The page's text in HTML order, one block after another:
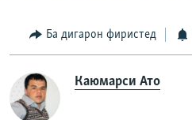
Ба дигарон фиристед
Каюмарси Ато